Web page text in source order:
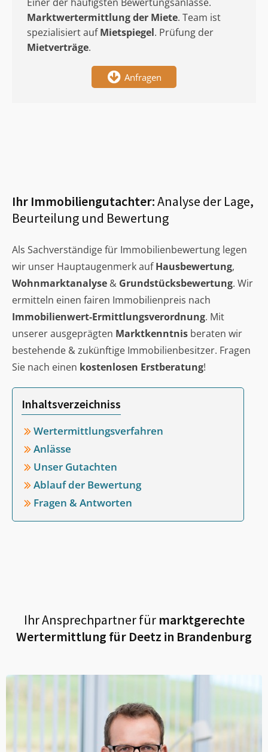
Marktwertermittlungder Miete. Team ist
spezialisiert aufMietspiegel. Prüfung der
Mietverträge.
Anfragen
Ihr Immobiliengutachter:Analyse der Lage,
Beurteilung und Bewertung
Als Sachverständige für Immobilienbewertung legen
wir unser Hauptaugenmerk aufHausbewertung,
Wohnmarktanalyse & Grundstücksbewertung. Wir
ermitteln einen fairen Immobilienpreis nach
Immobilienwert-Ermittlungsverordnung. Mit
unserer ausgeprägten Marktkenntnis beraten wir
bestehende & zukünftige Immobilienbesitzer. Fragen
Sie nach einen kostenlosen Erstberatung!
Inhaltsverzeichniss
Wertermittlungsverfahren
Anlässe
Unser Gutachten
Ablauf der Bewertung
Fragen & Antworten
Ihr Ansprechpartner fürmarktgerechte
Wertermittlung für Deetz in Brandenburg